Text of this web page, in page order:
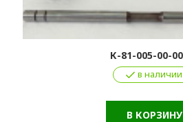
К-81-005-00-
в наличии
В КОРЗИНУ